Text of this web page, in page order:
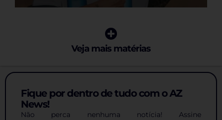
Veja mais matérias
Fique por dentro de tudo com o AZ
News!
Não perca nenhuma notícia! Assine